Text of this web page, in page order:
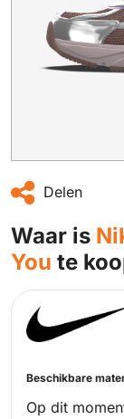
Delen
Waar is
You te
Beschikbare
Op dit